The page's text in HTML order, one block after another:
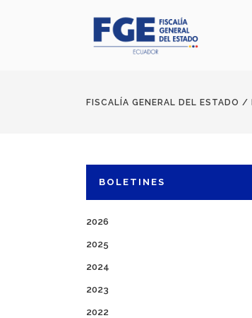
FISCALÍA GENERAL DEL ESTADO /
BOLETINES
2026
2025
2024
2023
2022